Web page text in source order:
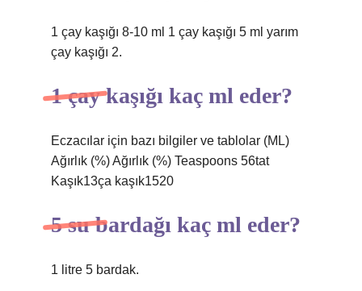
1 çay kaşığı 8-10 ml 1 çay kaşığı 5 ml yarım
çay kaşığı 2.
1 çay kaşığı kaç ml eder?
Eczacılar için bazı bilgiler ve tablolar (ML)
Ağırlık (%) Ağırlık (%) Teaspoons 56tat
Kaşık13ça kaşık1520
5 su bardağı kaç ml eder?
1 litre 5 bardak.